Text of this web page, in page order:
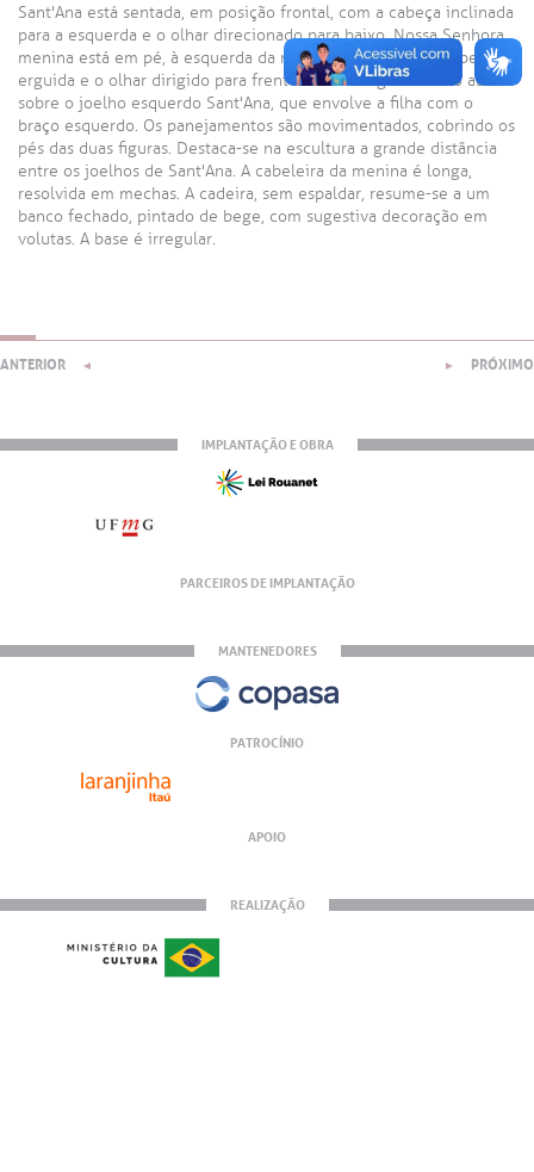
Sant'Ana está sentada, em posição frontal, com a cabeça inclinada
para a esquerda e o olhar direcionado para baixo. Nossa Senhora
menina está em pé, à esquerda da mãe, de perfil, com a cabeça
erguida e o olhar dirigido para frente. Ambas seguram livro aberto
sobre o joelho esquerdo Sant'Ana, que envolve a filha com o
braço esquerdo. Os panejamentos são movimentados, cobrindo os
pés das duas figuras. Destaca-se na escultura a grande distância
entre os joelhos de Sant'Ana. A cabeleira da menina é longa,
resolvida em mechas. A cadeira, sem espaldar, resume-se a um
banco fechado, pintado de bege, com sugestiva decoração em
volutas. A base é irregular.
ANTERIOR ◄ ► PRÓXIMO
IMPLANTAÇÃO E OBRA
PARCEIROS DE IMPLANTAÇÃO
MANTENEDORES
PATROCÍNIO
APOIO
REALIZAÇÃO